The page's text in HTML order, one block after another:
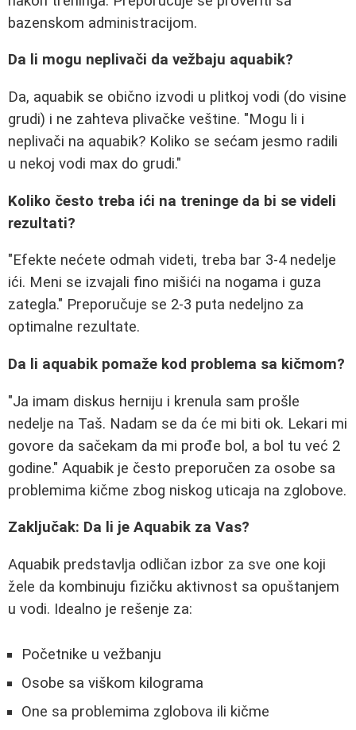
bazenskom administracijom.
Da li mogu neplivači da vežbaju aquabik?
Da, aquabik se obično izvodi u plitkoj vodi (do visine
grudi) i ne zahteva plivačke veštine. "Mogu li i
neplivači na aquabik? Koliko se sećam jesmo radili
u nekoj vodi max do grudi."
Koliko često treba ići na treninge da bi se videli
rezultati?
"Efekte nećete odmah videti, treba bar 3-4 nedelje
ići. Meni se izvajali fino mišići na nogama i guza
zategla." Preporučuje se 2-3 puta nedeljno za
optimalne rezultate.
Da li aquabik pomaže kod problema sa kičmom?
"Ja imam diskus herniju i krenula sam prošle
nedelje na Taš. Nadam se da će mi biti ok. Lekari mi
govore da sačekam da mi prođe bol, a bol tu već 2
godine." Aquabik je često preporučen za osobe sa
problemima kičme zbog niskog uticaja na zglobove.
Zaključak: Da li je Aquabik za Vas?
Aquabik predstavlja odličan izbor za sve one koji
žele da kombinuju fizičku aktivnost sa opuštanjem
u vodi. Idealno je rešenje za:
Početnike u vežbanju
Osobe sa viškom kilograma
One sa problemima zglobova ili kičme